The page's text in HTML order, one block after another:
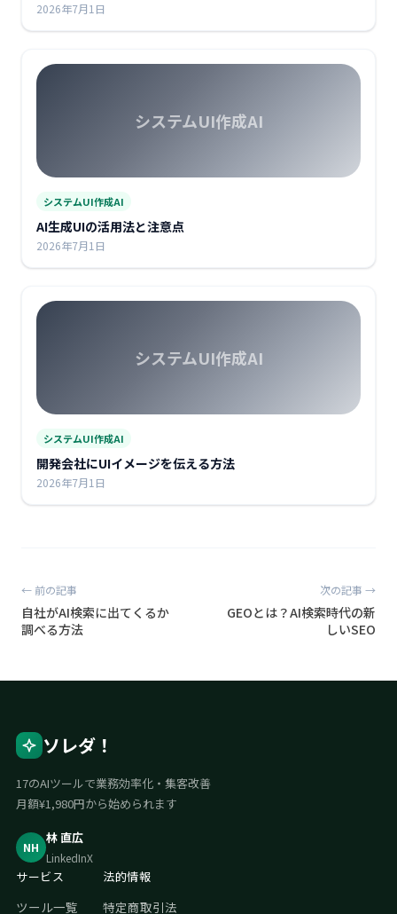
2026年7月1日
システムUI作成AI
システムUI作成AI
AI生成UIの活用法と注意点
2026年7月1日
システムUI作成AI
システムUI作成AI
開発会社にUIイメージを伝える方法
2026年7月1日
← 前の記事
自社がAI検索に出てくるか
調べる方法
次の記事 →
GEOとは？AI検索時代の新
しいSEO
ソレダ！
17のAIツールで業務効率化・集客改善
月額¥1,980円から始められます
NH
林 直広
LinkedInX
サービス
ツール一覧
法的情報
特定商取引法